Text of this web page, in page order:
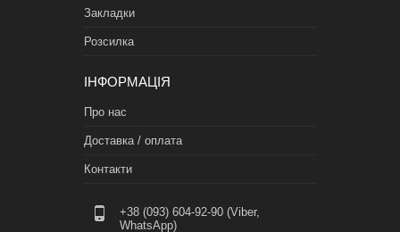
Закладки
Розсилка
ІНФОРМАЦІЯ
Про нас
Доставка / оплата
Контакти
+38 (093) 604-92-90 (Viber,
WhatsApp)